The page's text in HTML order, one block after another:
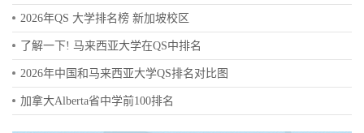
2026年QS 大学排名榜 新加坡校区
了解一下! 马来西亚大学在QS中排名
2026年中国和马来西亚大学QS排名对比图
加拿大Alberta省中学前100排名